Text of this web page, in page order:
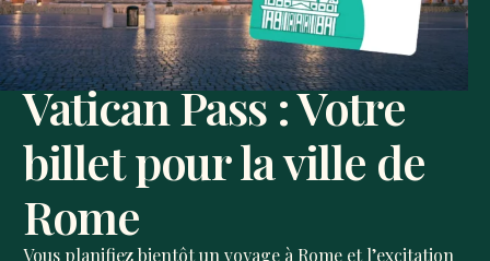
Vatican Pass : Votre
billet pour la ville de
Rome
Vous planifiez bientôt un voyage à Rome et l’excitation